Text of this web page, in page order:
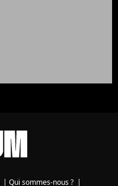
| Qui sommes-nous ? |